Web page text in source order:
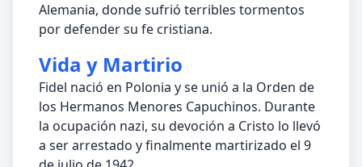
Alemania, donde sufrió terribles tormentos
por defender su fe cristiana.
Vida y Martirio
Fidel nació en Polonia y se unió a la Orden de
los Hermanos Menores Capuchinos. Durante
la ocupación nazi, su devoción a Cristo lo llevó
a ser arrestado y finalmente martirizado el 9